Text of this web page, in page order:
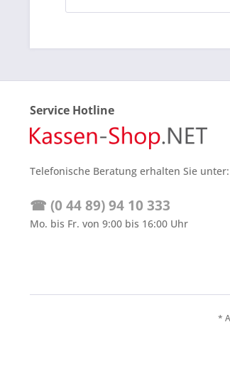
Service Hotline
Telefonische Beratung erhalten Sie unter:
☎ (0 44 89) 94 10 333
Mo. bis Fr. von 9:00 bis 16:00 Uhr
*